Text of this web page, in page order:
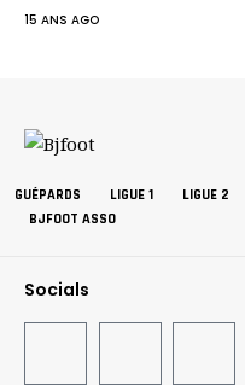
15 ANS AGO
GUÉPARDS LIGUE 1 LIGUE 2
BJFOOT ASSO
Socials